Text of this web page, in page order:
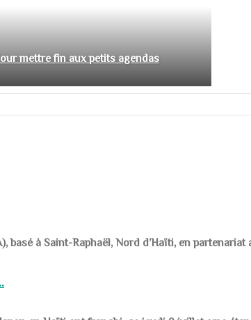
mettre fin aux petits agendas
à Saint-Raphaël, Nord d’Haïti, en partenariat